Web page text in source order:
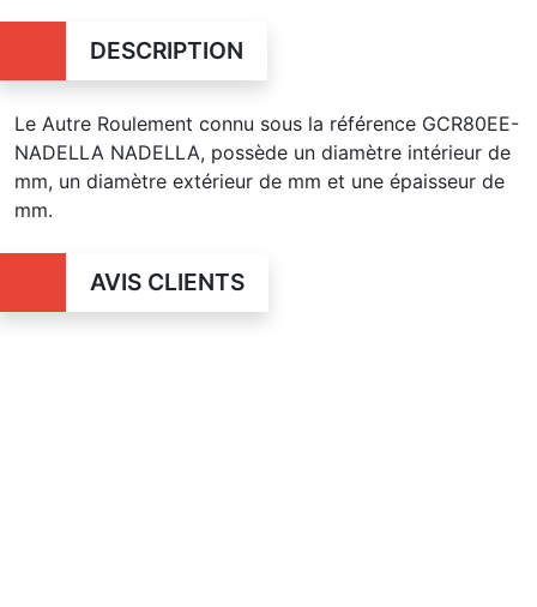
DESCRIPTION
Le Autre Roulement connu sous la référence GCR80EE-
NADELLA NADELLA, possède un diamètre intérieur de
mm, un diamètre extérieur de mm et une épaisseur de
mm.
AVIS CLIENTS